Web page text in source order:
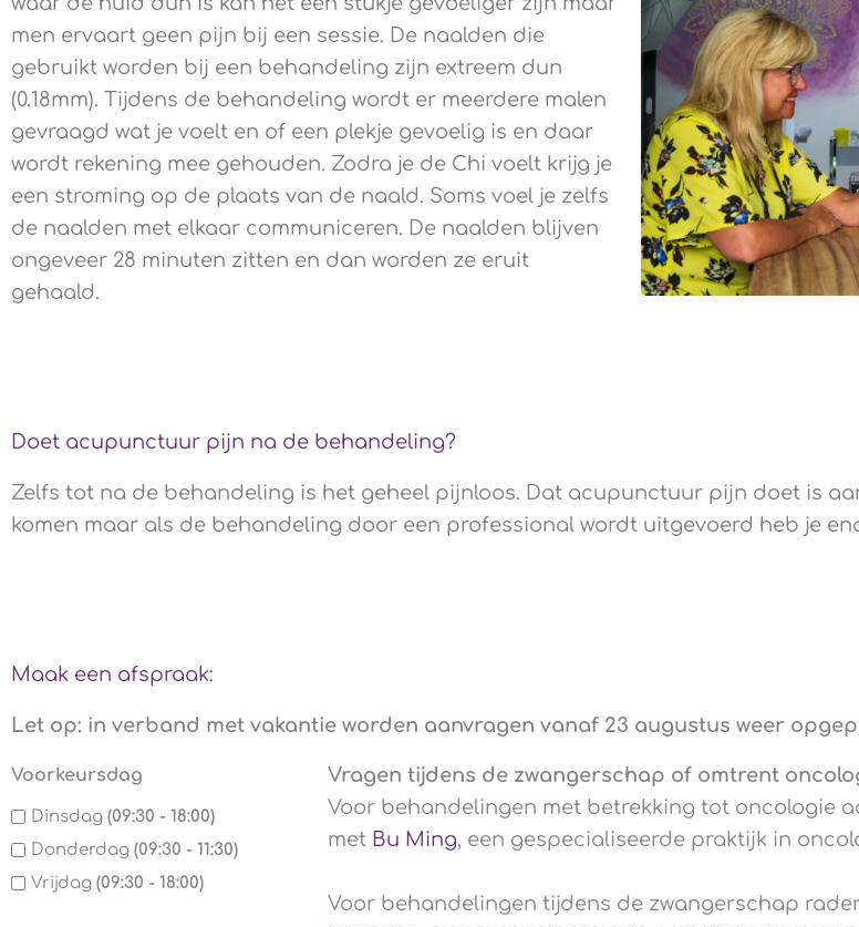
men ervaart geen pijn bij een sessie. De naalden die
gebruikt worden bij een behandeling zijn extreem dun
(0.18mm). Tijdens de behandeling wordt er meerdere malen
gevraagd wat je voelt en of een plekje gevoelig is en daar
wordt rekening mee gehouden. Zodra je de Chi voelt krijg je
een stroming op de plaats van de naald. Soms voel je zelfs
de naalden met elkaar communiceren. De naalden blijven
ongeveer 28 minuten zitten en dan worden ze eruit
gehaald.
Doet acupunctuur pijn na de behandeling?
Zelfs tot na de behandeling is het geheel pijnloos. Dat acupunctuur pijn doet is
komen maar als de behandeling door een professional wordt uitgevoerd heb je
Maak een afspraak:
Let op: in verband met vakantie worden aanvragen vanaf 23 augustus weer
Voorkeursdag
Dinsdag (09:30 - 18:00)
Donderdag (09:30 - 11:30)
Vrijdag (09:30 - 18:00)
Vragen tijdens de zwangerschap of omtrent
Voor behandelingen met betrekking tot oncologie
met Bu Ming, een gespecialiseerde praktijk in
Voor behandelingen tijdens de zwangerschap